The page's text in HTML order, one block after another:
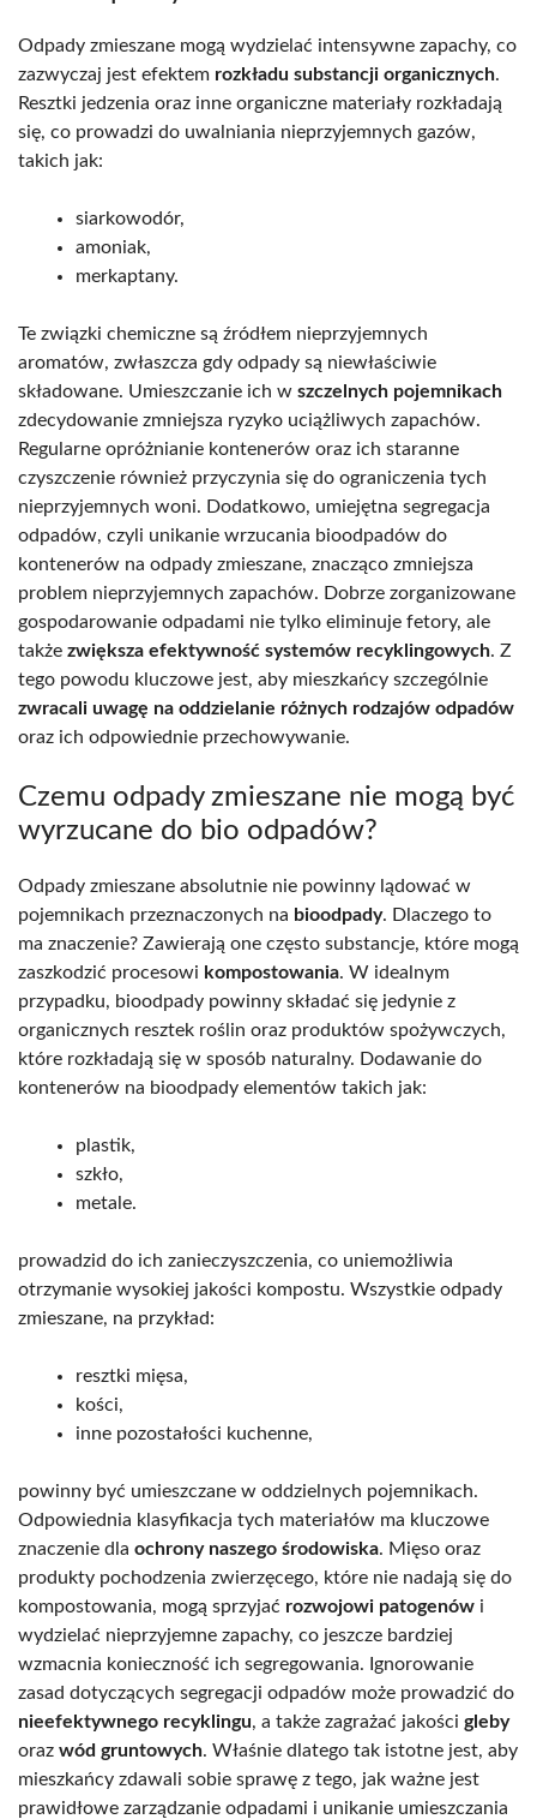
Odpady zmieszane mogą wydzielać intensywne zapachy, co
zazwyczaj jest efektem rozkładu substancji organicznych.
Resztki jedzenia oraz inne organiczne materiały rozkładają
się, co prowadzi do uwalniania nieprzyjemnych gazów,
takich jak:
siarkowodór,
amoniak,
merkaptany.
Te związki chemiczne są źródłem nieprzyjemnych
aromatów, zwłaszcza gdy odpady są niewłaściwie
składowane. Umieszczanie ich w szczelnych pojemnikach
zdecydowanie zmniejsza ryzyko uciążliwych zapachów.
Regularne opróżnianie kontenerów oraz ich staranne
czyszczenie również przyczynia się do ograniczenia tych
nieprzyjemnych woni. Dodatkowo, umiejętna segregacja
odpadów, czyli unikanie wrzucania bioodpadów do
kontenerów na odpady zmieszane, znacząco zmniejsza
problem nieprzyjemnych zapachów. Dobrze zorganizowane
gospodarowanie odpadami nie tylko eliminuje fetory, ale
także zwiększa efektywność systemów recyklingowych. Z
tego powodu kluczowe jest, aby mieszkańcy szczególnie
zwracali uwagę na oddzielanie różnych rodzajów odpadów
oraz ich odpowiednie przechowywanie.
Czemu odpady zmieszane nie mogą być
wyrzucane do bio odpadów?
Odpady zmieszane absolutnie nie powinny lądować w
pojemnikach przeznaczonych na bioodpady. Dlaczego to
ma znaczenie? Zawierają one często substancje, które mogą
zaszkodzić procesowi kompostowania. W idealnym
przypadku, bioodpady powinny składać się jedynie z
organicznych resztek roślin oraz produktów spożywczych,
które rozkładają się w sposób naturalny. Dodawanie do
kontenerów na bioodpady elementów takich jak:
plastik,
szkło,
metale.
prowadzid do ich zanieczyszczenia, co uniemożliwia
otrzymanie wysokiej jakości kompostu. Wszystkie odpady
zmieszane, na przykład:
resztki mięsa,
kości,
inne pozostałości kuchenne,
powinny być umieszczane w oddzielnych pojemnikach.
Odpowiednia klasyfikacja tych materiałów ma kluczowe
znaczenie dla ochrony naszego środowiska. Mięso oraz
produkty pochodzenia zwierzęcego, które nie nadają się do
kompostowania, mogą sprzyjać rozwojowi patogenów i
wydzielać nieprzyjemne zapachy, co jeszcze bardziej
wzmacnia konieczność ich segregowania. Ignorowanie
zasad dotyczących segregacji odpadów może prowadzić do
nieefektywnego recyklingu, a także zagrażać jakości gleby
oraz wód gruntowych. Właśnie dlatego tak istotne jest, aby
mieszkańcy zdawali sobie sprawę z tego, jak ważne jest
prawidłowe zarządzanie odpadami i unikanie umieszczania